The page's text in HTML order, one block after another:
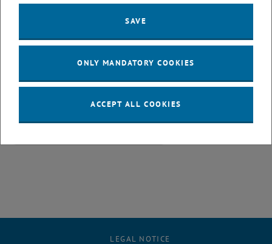
Wirtschaftscoachin und als Trainerin, Beraterin und Coachin tätig.
Zuvor war sie als Projektleiterin in der Marktforschung sowie als
LEGAL NOTICE
SAVE
ONLY MANDATORY COOKIES
ACCEPT ALL COOKIES